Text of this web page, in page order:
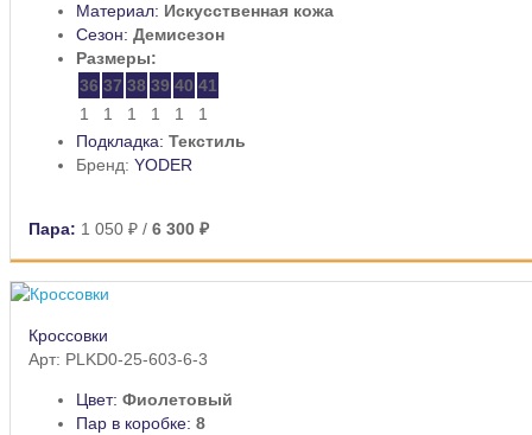
Материал: Искусственная кожа
Сезон: Демисезон
Размеры:
36 37 38 39 40 41
1
1 1 1 1
1
Подкладка: Текстиль
Бренд: YODER
Пара: 1 050 ₽ / 6 300 ₽
Кроссовки
Арт: PLKD0-25-603-6-3
Цвет: Фиолетовый
Пар в коробке: 8